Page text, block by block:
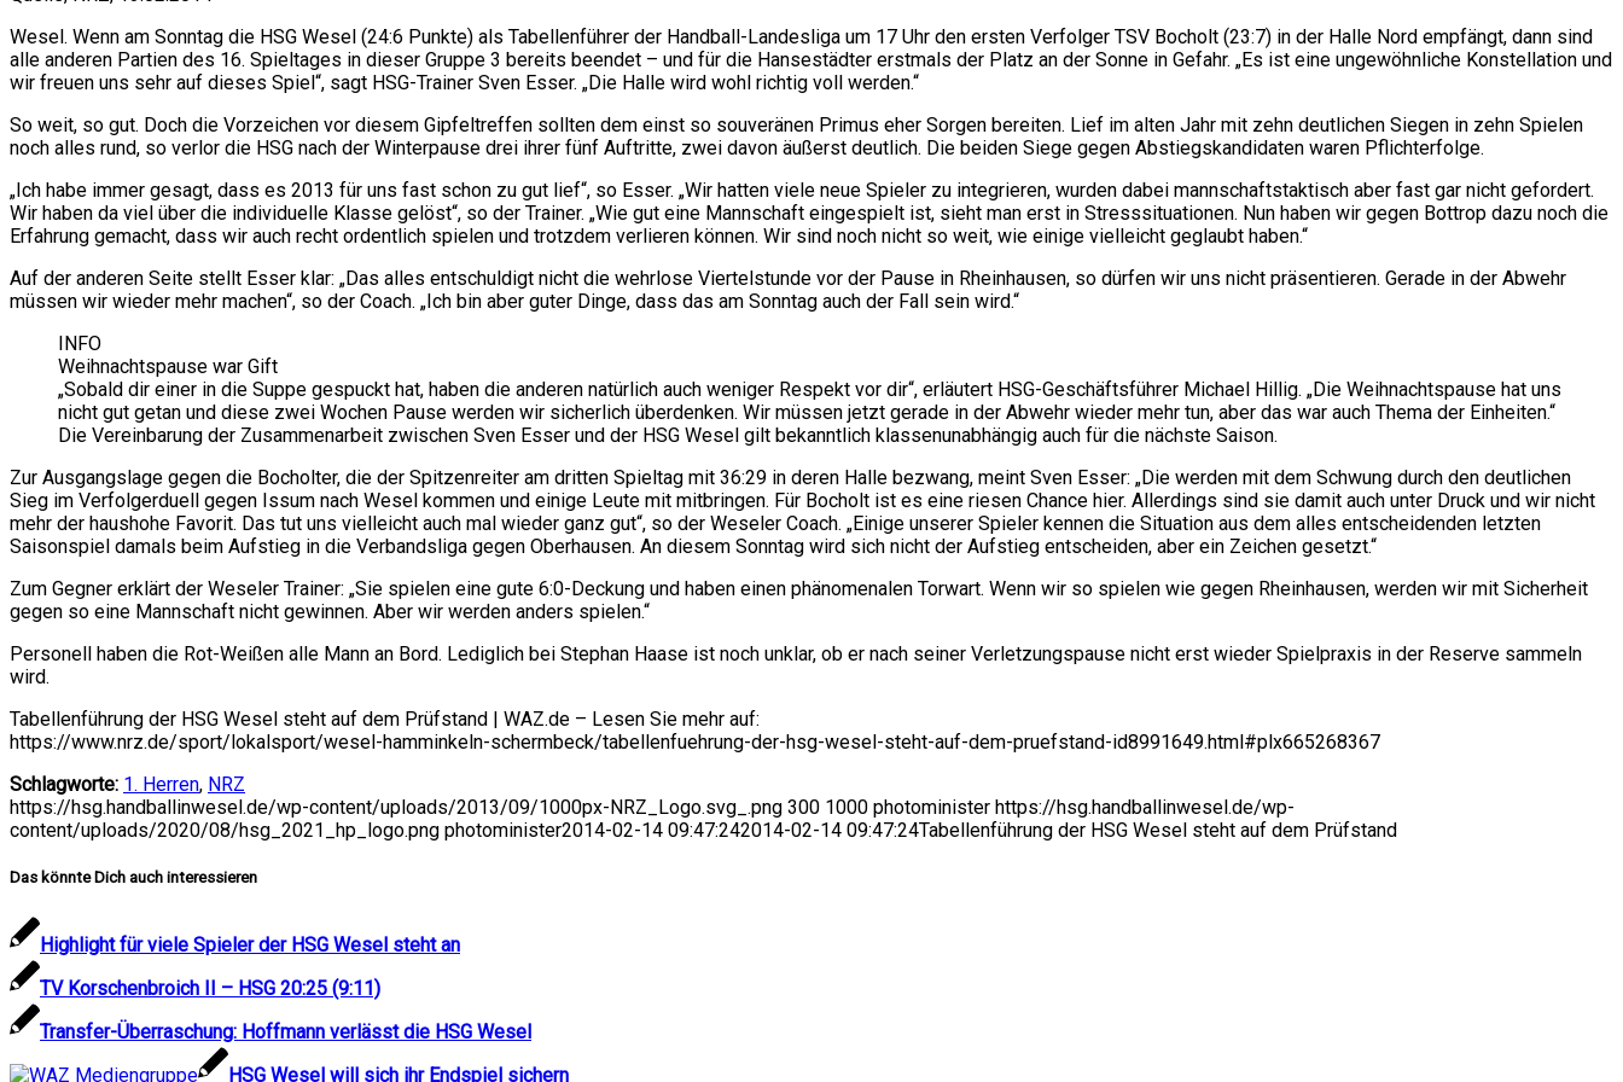
Wesel. Wenn am Sonntag die HSG Wesel (24:6 Punkte) als Tabellenführer der Handball-Landesliga um 17 Uhr den ersten Verfolger TSV Bocholt (23:7) in der Halle Nord empfängt, dann sind
alle anderen Partien des 16. Spieltages in dieser Gruppe 3 bereits beendet – und für die Hansestädter erstmals der Platz an der Sonne in Gefahr. „Es ist eine ungewöhnliche Konstellation und
wir freuen uns sehr auf dieses Spiel“, sagt HSG-Trainer Sven Esser. „Die Halle wird wohl richtig voll werden.“
So weit, so gut. Doch die Vorzeichen vor diesem Gipfeltreffen sollten dem einst so souveränen Primus eher Sorgen bereiten. Lief im alten Jahr mit zehn deutlichen Siegen in zehn Spielen
noch alles rund, so verlor die HSG nach der Winterpause drei ihrer fünf Auftritte, zwei davon äußerst deutlich. Die beiden Siege gegen Abstiegskandidaten waren Pflichterfolge.
„Ich habe immer gesagt, dass es 2013 für uns fast schon zu gut lief“, so Esser. „Wir hatten viele neue Spieler zu integrieren, wurden dabei mannschaftstaktisch aber fast gar nicht gefordert.
Wir haben da viel über die individuelle Klasse gelöst“, so der Trainer. „Wie gut eine Mannschaft eingespielt ist, sieht man erst in Stresssituationen. Nun haben wir gegen Bottrop dazu noch die
Erfahrung gemacht, dass wir auch recht ordentlich spielen und trotzdem verlieren können. Wir sind noch nicht so weit, wie einige vielleicht geglaubt haben.“
Auf der anderen Seite stellt Esser klar: „Das alles entschuldigt nicht die wehrlose Viertelstunde vor der Pause in Rheinhausen, so dürfen wir uns nicht präsentieren. Gerade in der Abwehr
müssen wir wieder mehr machen“, so der Coach. „Ich bin aber guter Dinge, dass das am Sonntag auch der Fall sein wird.“
INFO
Weihnachtspause war Gift
„Sobald dir einer in die Suppe gespuckt hat, haben die anderen natürlich auch weniger Respekt vor dir“, erläutert HSG-Geschäftsführer Michael Hillig. „Die Weihnachtspause hat uns
nicht gut getan und diese zwei Wochen Pause werden wir sicherlich überdenken. Wir müssen jetzt gerade in der Abwehr wieder mehr tun, aber das war auch Thema der Einheiten.“
Die Vereinbarung der Zusammenarbeit zwischen Sven Esser und der HSG Wesel gilt bekanntlich klassenunabhängig auch für die nächste Saison.
Zur Ausgangslage gegen die Bocholter, die der Spitzenreiter am dritten Spieltag mit 36:29 in deren Halle bezwang, meint Sven Esser: „Die werden mit dem Schwung durch den deutlichen
Sieg im Verfolgerduell gegen Issum nach Wesel kommen und einige Leute mit mitbringen. Für Bocholt ist es eine riesen Chance hier. Allerdings sind sie damit auch unter Druck und wir nicht
mehr der haushohe Favorit. Das tut uns vielleicht auch mal wieder ganz gut“, so der Weseler Coach. „Einige unserer Spieler kennen die Situation aus dem alles entscheidenden letzten
Saisonspiel damals beim Aufstieg in die Verbandsliga gegen Oberhausen. An diesem Sonntag wird sich nicht der Aufstieg entscheiden, aber ein Zeichen gesetzt.“
Zum Gegner erklärt der Weseler Trainer: „Sie spielen eine gute 6:0-Deckung und haben einen phänomenalen Torwart. Wenn wir so spielen wie gegen Rheinhausen, werden wir mit Sicherheit
gegen so eine Mannschaft nicht gewinnen. Aber wir werden anders spielen.“
Personell haben die Rot-Weißen alle Mann an Bord. Lediglich bei Stephan Haase ist noch unklar, ob er nach seiner Verletzungspause nicht erst wieder Spielpraxis in der Reserve sammeln
wird.
Tabellenführung der HSG Wesel steht auf dem Prüfstand | WAZ.de – Lesen Sie mehr auf:
https://www.nrz.de/sport/lokalsport/wesel-hamminkeln-schermbeck/tabellenfuehrung-der-hsg-wesel-steht-auf-dem-pruefstand-id8991649.html#plx665268367
Schlagworte: 1. Herren, NRZ
https://hsg.handballinwesel.de/wp-content/uploads/2013/09/1000px-NRZ_Logo.svg_.png 300 1000 photominister https://hsg.handballinwesel.de/wp-
content/uploads/2020/08/hsg_2021_hp_logo.png photominister2014-02-14 09:47:242014-02-14 09:47:24Tabellenführung der HSG Wesel steht auf dem Prüfstand
Das könnte Dich auch interessieren
Highlight für viele Spieler der HSG Wesel steht an
TV Korschenbroich II – HSG 20:25 (9:11)
Transfer-Überraschung: Hoffmann verlässt die HSG Wesel
HSG Wesel will sich ihr Endspiel sichern